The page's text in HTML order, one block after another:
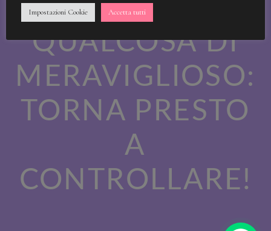
LAVORANDO A
QUALCOSA DI
MERAVIGLIOSO:
TORNA PRESTO
A
CONTROLLARE!
Impostazioni Cookie Accetta tutti